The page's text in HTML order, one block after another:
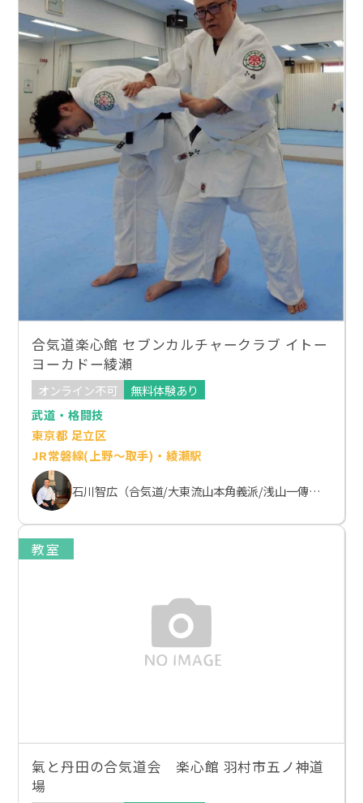
合気道楽心館 セブンカルチャークラブ イトー
ヨーカドー綾瀬
オンライン不可
無料体験あり
武道・格闘技
東京都 足立区
JR常磐線(上野～取手)・綾瀬駅
石川智広（合気道/大東流山本角義派/浅山一傳流体術）
教室
氣と丹田の合気道会 楽心館 羽村市五ノ神道
場